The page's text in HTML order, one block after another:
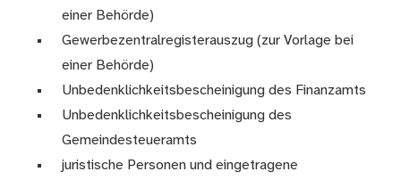
einer Behörde)
Gewerbezentralregisterauszug (zur Vorlage bei
einer Behörde)
Unbedenklichkeitsbescheinigung des Finanzamts
Unbedenklichkeitsbescheinigung des
Gemeindesteueramts
juristische Personen und eingetragene